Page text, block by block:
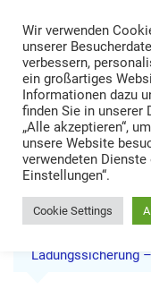
content
TRANS
Technik
Ladungssicherung
Wir verwenden
unserer
verbessern,
ein großartiges
Informationen dazu
finden Sie in unserer
„Alle akzeptieren“,
unsere Website
verwendeten Dienste
Einstellungen“.
Cookie Settings